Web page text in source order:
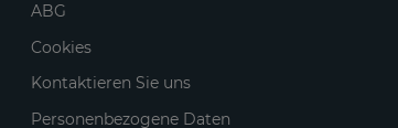
ABG
Cookies
Kontaktieren Sie uns
Personenbezogene Daten